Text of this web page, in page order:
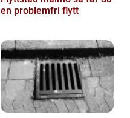
en problemfri flytt